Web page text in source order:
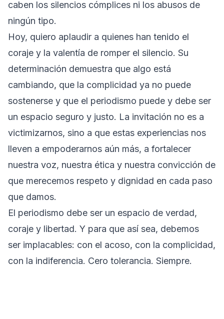
caben los silencios cómplices ni los abusos de
ningún tipo.
Hoy, quiero aplaudir a quienes han tenido el
coraje y la valentía de romper el silencio. Su
determinación demuestra que algo está
cambiando, que la complicidad ya no puede
sostenerse y que el periodismo puede y debe ser
un espacio seguro y justo. La invitación no es a
victimizarnos, sino a que estas experiencias nos
lleven a empoderarnos aún más, a fortalecer
nuestra voz, nuestra ética y nuestra convicción de
que merecemos respeto y dignidad en cada paso
que damos.
El periodismo debe ser un espacio de verdad,
coraje y libertad. Y para que así sea, debemos
ser implacables: con el acoso, con la complicidad,
con la indiferencia. Cero tolerancia. Siempre.